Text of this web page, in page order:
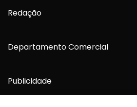
Redação
Departamento Comercial
Publicidade